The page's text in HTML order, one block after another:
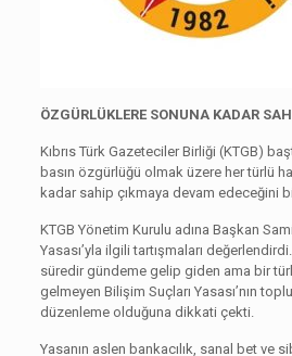
ÖZGÜRLÜKLERE SONUNA KADAR
Kıbrıs Türk Gazeteciler Birliği (KTGB)
basın özgürlüğü olmak üzere her türlü
kadar sahip çıkmaya devam edeceğini
KTGB Yönetim Kurulu adına Başkan
Yasası’yla ilgili tartışmaları
süredir gündeme gelip giden ama bir
gelmeyen Bilişim Suçları Yasası’nın
düzenleme olduğuna dikkati çekti.
Yasanın aslen bankacılık, sanal bet ve